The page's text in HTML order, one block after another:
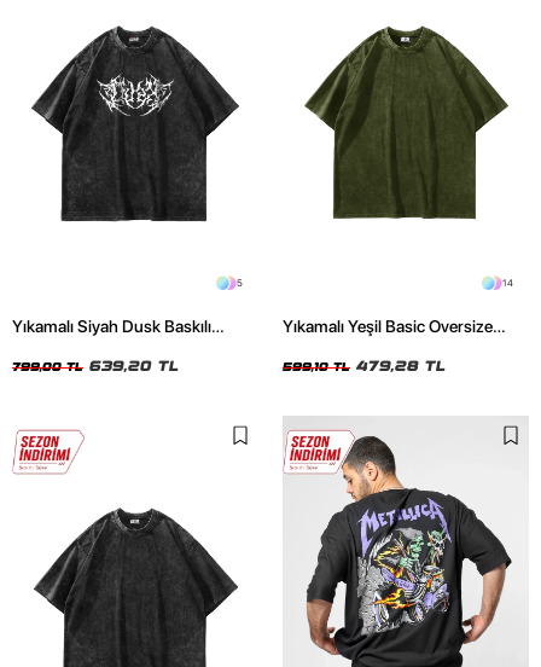
5
Yıkamalı Siyah Dusk Baskılı
799,00 TL 639,20 TL
14
Yıkamalı Yeşil Basic Oversize
599,10 TL 479,28 TL